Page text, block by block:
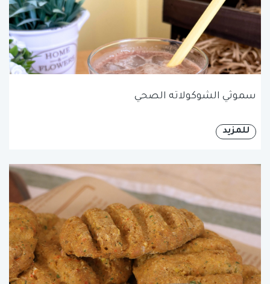
سموثي الشوكولاته الصحي
للمزيد